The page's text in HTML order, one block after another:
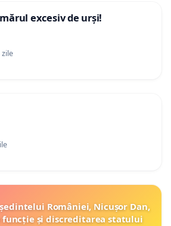
excesiv de urși!
României, Nicușor Dan,
funcție și discreditarea statului